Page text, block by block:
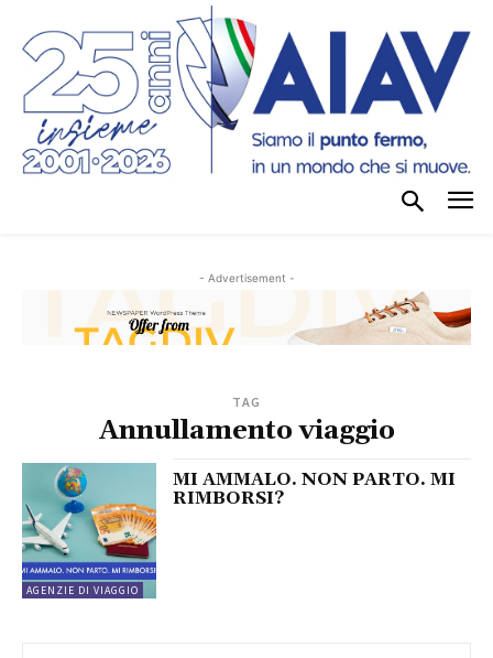
- Advertisement -
TAG
Annullamento viaggio
AGENZIE DI VIAGGIO
MI AMMALO. NON PARTO. MI
RIMBORSI?